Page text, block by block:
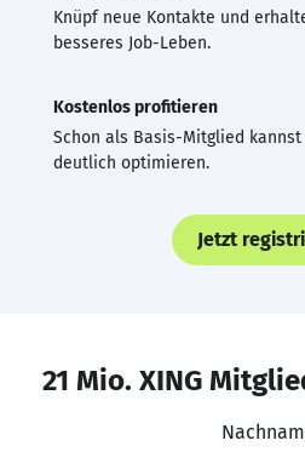
Knüpf neue Kontakte und
besseres Job-Leben.
Kostenlos profitieren
Schon als Basis-Mitglied kannst
deutlich optimieren.
Jetzt
21 Mio. XING